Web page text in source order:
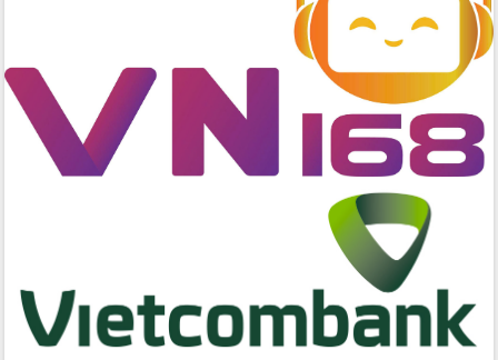
“Hồ sơ phi địa giới – Bước tiến mới
trong cải cách hành chính”
Phó Chủ tịch UBND tỉnh Nguyễn Thiên
Văn kiểm tra công tác chống khai thác
IUU và nuôi trồng thủy sản
án điện tử
Tập huấn công tác đối ngoại và tuyên
truyền quản lý biên giới, biển đảo